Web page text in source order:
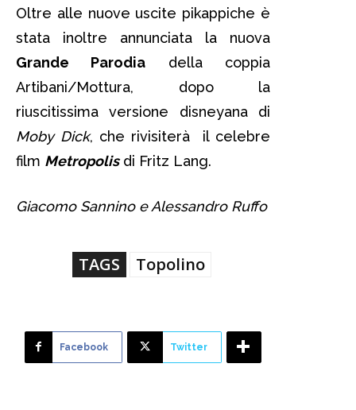
Oltre alle nuove uscite pikappiche è
stata inoltre annunciata la nuova
Grande Parodia della coppia
Artibani/Mottura, dopo la
riuscitissima versione disneyana di
Moby Dick, che rivisiterà il celebre
film Metropolis di Fritz Lang.
Giacomo Sannino e Alessandro Ruffo
TAGS Topolino
Facebook Twitter